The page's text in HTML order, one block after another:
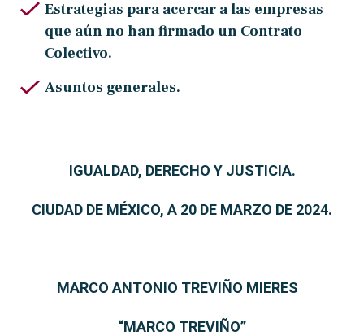
Estrategias para acercar a las empresas
que aún no han firmado un Contrato
Colectivo.
Asuntos generales.
IGUALDAD, DERECHO Y JUSTICIA.
CIUDAD DE MÉXICO, A 20 DE MARZO DE 2024.
MARCO ANTONIO TREVIÑO MIERES
“MARCO TREVIÑO”